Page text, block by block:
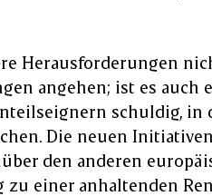
Herausforderungen
angehen; ist es auch
schuldig, in
Die neuen
den anderen
zu einer anhaltenden